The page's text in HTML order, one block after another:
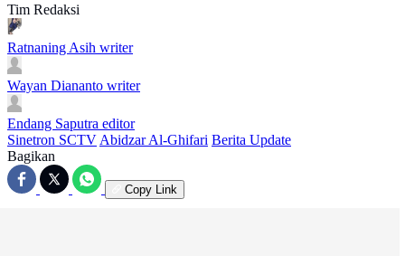
Tim Redaksi
Ratnaning Asih writer
Wayan Diananto writer
Endang Saputra editor
Sinetron SCTV Abidzar Al-Ghifari Berita Update
Bagikan
Copy Link